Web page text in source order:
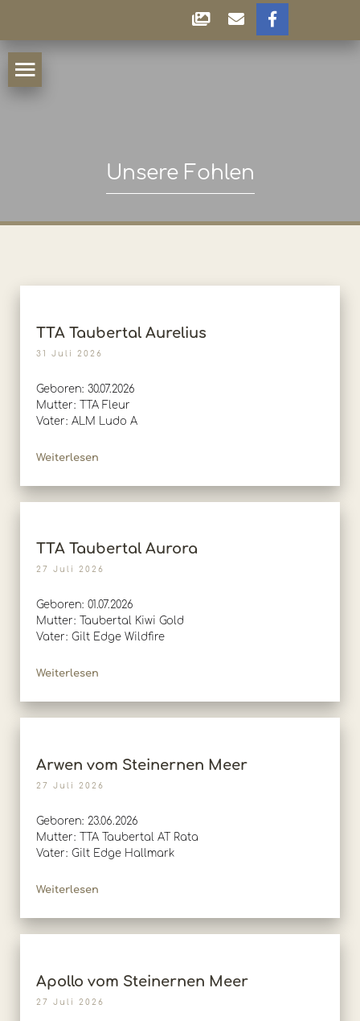
Unsere Fohlen
TTA Taubertal Aurelius
31 Juli 2026
Geboren: 30.07.2026
Mutter: TTA Fleur
Vater: ALM Ludo A
Weiterlesen
TTA Taubertal Aurora
27 Juli 2026
Geboren: 01.07.2026
Mutter: Taubertal Kiwi Gold
Vater: Gilt Edge Wildfire
Weiterlesen
Arwen vom Steinernen Meer
27 Juli 2026
Geboren: 23.06.2026
Mutter: TTA Taubertal AT Rata
Vater: Gilt Edge Hallmark
Weiterlesen
Apollo vom Steinernen Meer
27 Juli 2026